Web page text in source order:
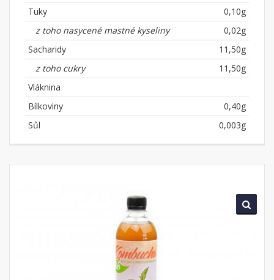
Tuky
0,10g
z toho nasycené mastné kyseliny
0,02g
Sacharidy
11,50g
z toho cukry
11,50g
Vláknina
Bílkoviny
0,40g
Sůl
0,003g